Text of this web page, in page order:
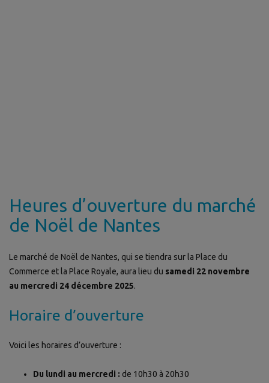
Heures d’ouverture du marché
de Noël de Nantes
Le marché de Noël de Nantes, qui se tiendra sur la Place du
Commerce et la Place Royale, aura lieu du samedi 22 novembre
au mercredi 24 décembre 2025.
Horaire d’ouverture
Voici les horaires d’ouverture :
Du lundi au mercredi : de 10h30 à 20h30